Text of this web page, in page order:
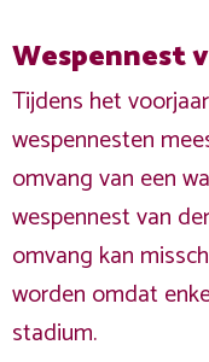
Wespennest
Tijdens het
wespennesten
omvang van een
wespennest van
omvang kan
worden omdat
stadium.